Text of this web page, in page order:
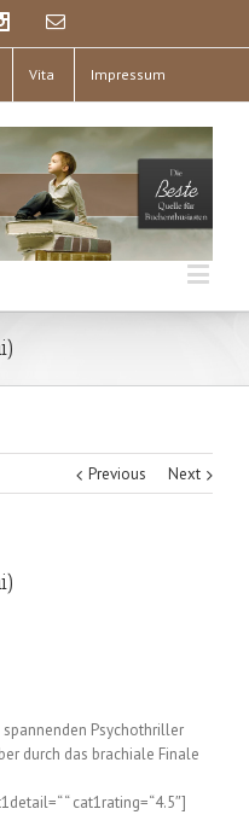
Vita Impressum
Previous Next
Psychothriller
durch das brachiale Finale
“ cat1rating=“4.5″]